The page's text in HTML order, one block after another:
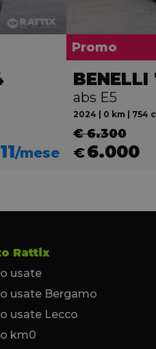
/mese
Promo
BENELLI
abs E5
2024 | 0 km | 754
€ 6.300
€6.000
Rattix
usate
usate Bergamo
usate Lecco
km0